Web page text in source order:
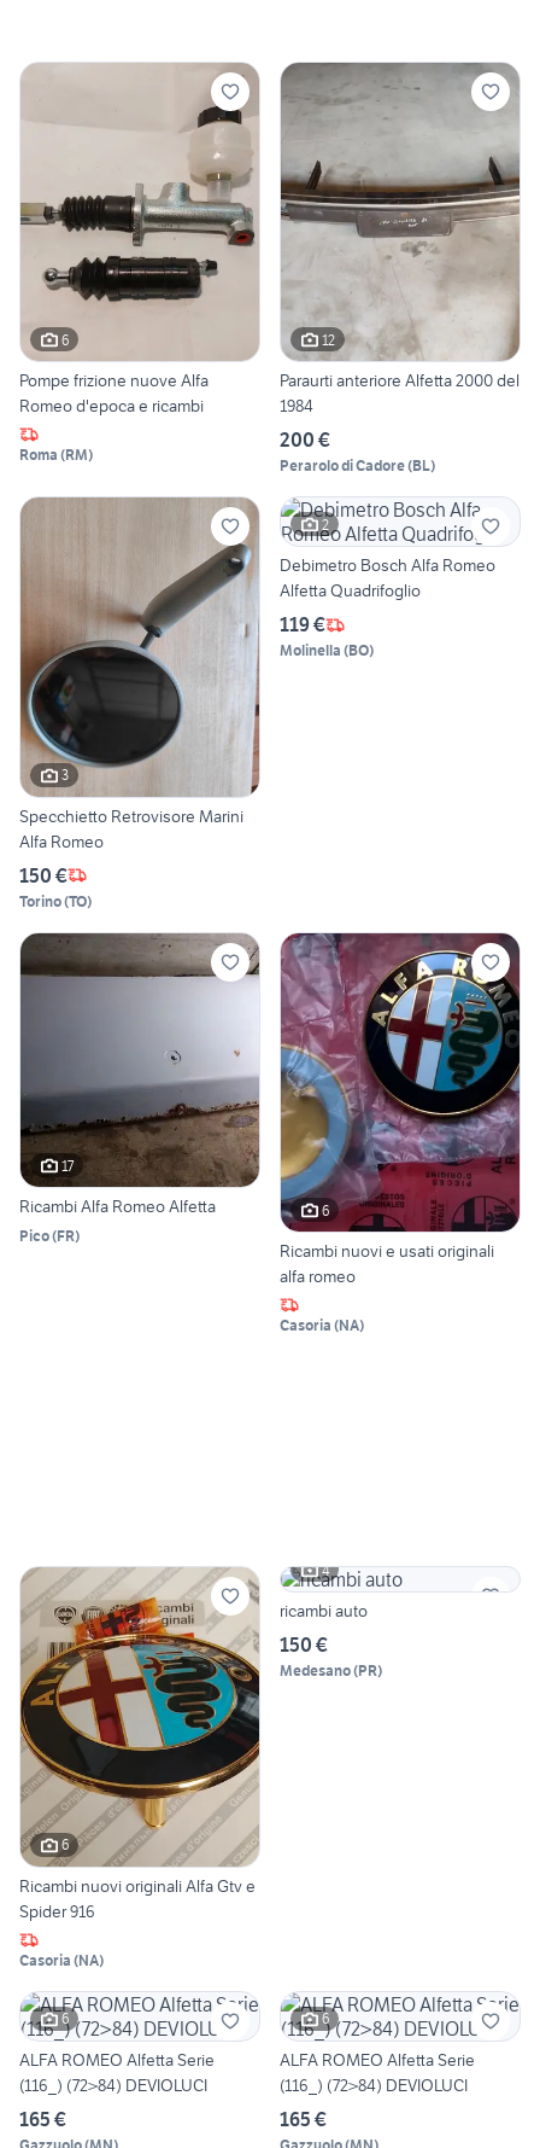
6
Pompe frizione nuove Alfa
Romeo d'epoca e ricambi
Roma (RM)
12
Paraurti anteriore Alfetta 2000 del
1984
200 €
Perarolo di Cadore(BL)
3
Specchietto Retrovisore Marini
Alfa Romeo
150 €
Torino(TO)
2
Debimetro Bosch Alfa Romeo
Alfetta Quadrifoglio
119 €
Molinella (BO)
17
Ricambi Alfa Romeo Alfetta
Pico(FR)
6
Ricambi nuovi e usati originali
alfa romeo
Casoria (NA)
6
Ricambi nuovi originali Alfa Gtv e
Spider 916
Casoria (NA)
4
ricambi auto
150 €
Medesano(PR)
6
ALFA ROMEO Alfetta Serie
(116_) (72>84) DEVIOLUCI
165 €
6
ALFA ROMEO Alfetta Serie
(116_) (72>84) DEVIOLUCI
165 €